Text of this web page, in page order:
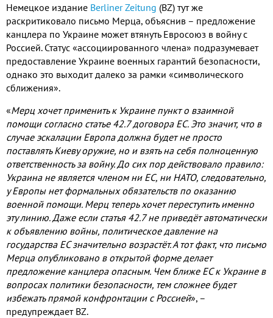
Немецкое издание Berliner Zeitung (BZ) тут же
раскритиковало письмо Мерца, объяснив – предложение
канцлера по Украине может втянуть Евросоюз в войну с
Россией. Статус «ассоциированного члена» подразумевает
предоставление Украине военных гарантий безопасности,
однако это выходит далеко за рамки «символического
сближения».
«Мерц хочет применить к Украине пункт о взаимной
помощи согласно статье 42.7договора ЕС. Это значит, что в
случае эскалации Европа должна будет не просто
поставлять Киеву оружие, но и взять на себя полноценную
ответственность за войну.До сих пор действовало правило:
Украина не является членом ни ЕС, ни НАТО, следовательно,
у Европы нет формальных обязательств по оказанию
военной помощи. Мерц теперь хочет переступить именно
эту линию.Даже если статья 42.7не приведёт автоматически
к объявлению войны, политическое давление на
государства ЕС значительно возрастёт.А тот факт, что письмо
Мерца опубликовано в открытой форме делает
предложение канцлера опасным. Чем ближе ЕС к Украине в
вопросах политики безопасности, тем сложнее будет
избежать прямой конфронтации с Россией», –
предупреждает BZ.